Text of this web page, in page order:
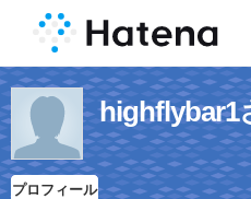
highflybar1
プロフィール